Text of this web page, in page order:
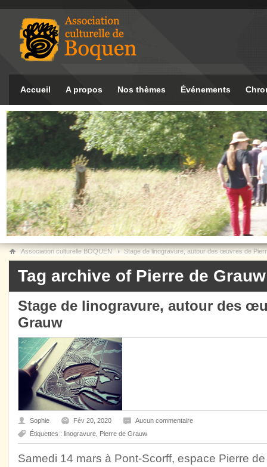
Accueil A propos Nos thèmes Événements
Association culturelle BOQUEN Stage de linogravure, autour des œuvres de
Tag archive of Pierre de Grauw
Stage de linogravure, autour des
Grauw
Sophie Fév 20, 2020
Aucun commentaire
Étiquettes : linogravure Pierre de Grauw
Samedi 14 mars à Pont-Scorff, espace Pierre